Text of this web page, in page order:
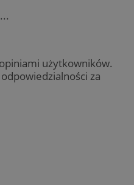
użytkowników.
za